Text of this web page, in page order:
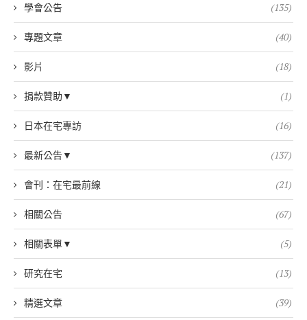
學會公告 (135)
專題文章 (40)
影片 (18)
捐款贊助▼ (1)
日本在宅專訪 (16)
最新公告▼ (137)
會刊：在宅最前線 (21)
相關公告 (67)
相關表單▼ (5)
研究在宅 (13)
精選文章 (39)